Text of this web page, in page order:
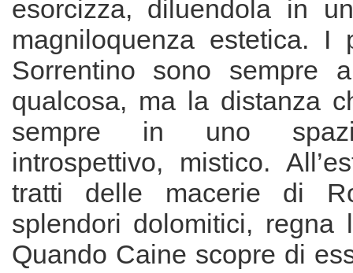
esorcizza, diluendola in
magniloquenza estetica. I
Sorrentino sono sempre
qualcosa, ma la distanza
sempre in uno
introspettivo, mistico.
tratti delle macerie di
splendori dolomitici, regna
Quando Caine scopre di